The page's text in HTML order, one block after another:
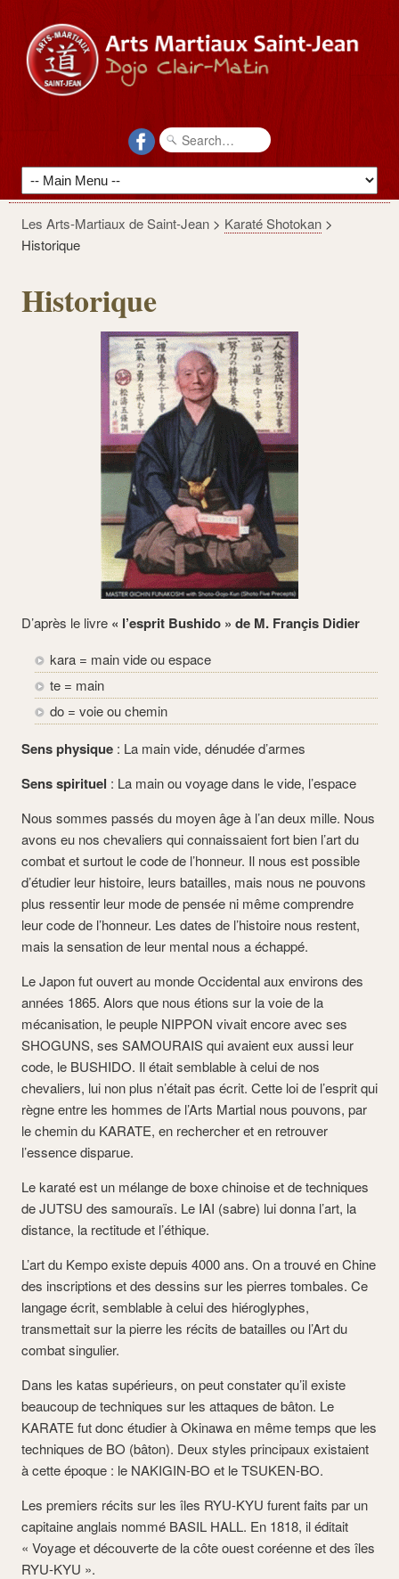
Les Arts-Martiaux de Saint-Jean > Karaté Shotokan >
Historique
Historique
D’après le livre « l’esprit Bushido » de M. Françis Didier
kara = main vide ou espace
te = main
do = voie ou chemin
Sens physique : La main vide, dénudée d’armes
Sens spirituel : La main ou voyage dans le vide, l’espace
Nous sommes passés du moyen âge à l’an deux mille. Nous
avons eu nos chevaliers qui connaissaient fort bien l’art du
combat et surtout le code de l’honneur. Il nous est possible
d’étudier leur histoire, leurs batailles, mais nous ne pouvons
plus ressentir leur mode de pensée ni même comprendre
leur code de l’honneur. Les dates de l’histoire nous restent,
mais la sensation de leur mental nous a échappé.
Le Japon fut ouvert au monde Occidental aux environs des
années 1865. Alors que nous étions sur la voie de la
mécanisation, le peuple NIPPON vivait encore avec ses
SHOGUNS, ses SAMOURAIS qui avaient eux aussi leur
code, le BUSHIDO. Il était semblable à celui de nos
chevaliers, lui non plus n’était pas écrit. Cette loi de l’esprit qui
règne entre les hommes de l’Arts Martial nous pouvons, par
le chemin du KARATE, en rechercher et en retrouver
l’essence disparue.
Le karaté est un mélange de boxe chinoise et de techniques
de JUTSU des samouraïs. Le IAI (sabre) lui donna l’art, la
distance, la rectitude et l’éthique.
L’art du Kempo existe depuis 4000 ans. On a trouvé en Chine
des inscriptions et des dessins sur les pierres tombales. Ce
langage écrit, semblable à celui des hiéroglyphes,
transmettait sur la pierre les récits de batailles ou l’Art du
combat singulier.
Dans les katas supérieurs, on peut constater qu’il existe
beaucoup de techniques sur les attaques de bâton. Le
KARATE fut donc étudier à Okinawa en même temps que les
techniques de BO (bâton). Deux styles principaux existaient
à cette époque : le NAKIGIN-BO et le TSUKEN-BO.
Les premiers récits sur les îles RYU-KYU furent faits par un
capitaine anglais nommé BASIL HALL. En 1818, il éditait
« Voyage et découverte de la côte ouest coréenne et des îles
RYU-KYU ».